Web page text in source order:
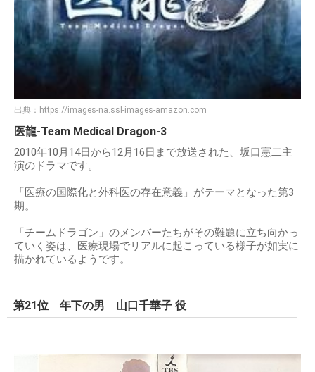
出典： https://images-na.ssl-images-amazon.com
医龍-Team Medical Dragon-3
2010年10月14日から12月16日まで放送された、坂口憲二主
演のドラマです。
「医療の国際化と外科医の存在意義」がテーマとなった第3
期。
「チームドラゴン」のメンバーたちがその難題に立ち向かっ
ていく姿は、医療現場でリアルに起こっている様子が如実に
描かれているようです。
第21位 年下の男 山口千華子 役